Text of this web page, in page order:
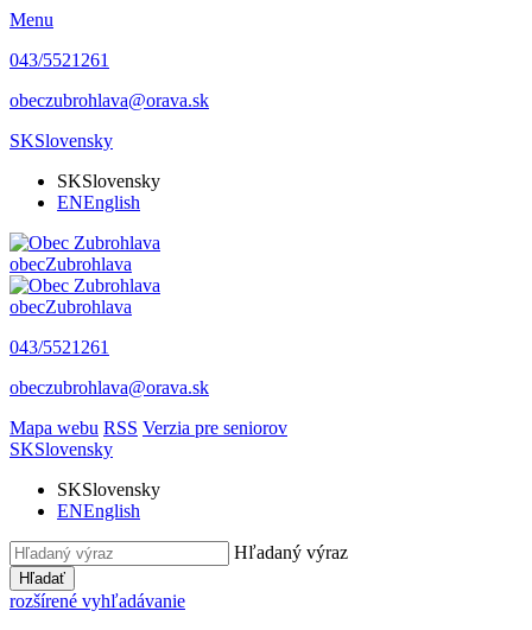
Menu
043/5521261
obeczubrohlava@orava.sk
SKSlovensky
SKSlovensky
ENEnglish
obecZubrohlava
obecZubrohlava
043/5521261
obeczubrohlava@orava.sk
Mapa webu RSS Verzia pre seniorov
SKSlovensky
SKSlovensky
ENEnglish
Hľadaný výraz
Hľadať
rozšírené vyhľadávanie